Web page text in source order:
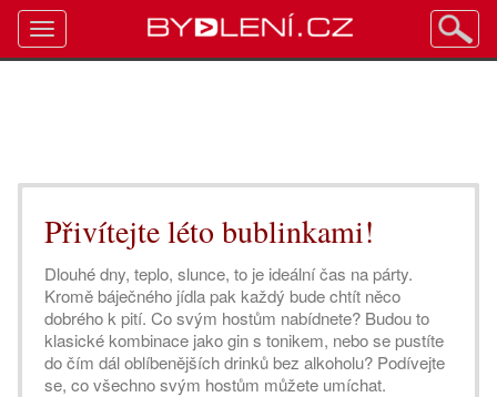
Přivítejte léto bublinkami!
Dlouhé dny, teplo, slunce, to je ideální čas na párty.
Kromě báječného jídla pak každý bude chtít něco
dobrého k pití. Co svým hostům nabídnete? Budou to
klasické kombinace jako gin s tonikem, nebo se pustíte
do čím dál oblíbenějších drinků bez alkoholu? Podívejte
se, co všechno svým hostům můžete umíchat.
Toggle
navigation